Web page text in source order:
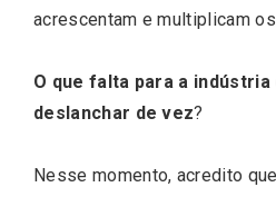
acrescentam e multiplicam
O que falta para a indústria
deslanchar de vez?
Nesse momento, acredito